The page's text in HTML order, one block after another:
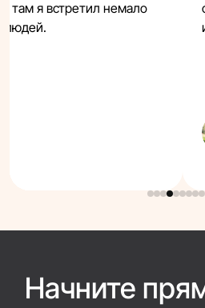
там я встретил немало
людей.
Начните